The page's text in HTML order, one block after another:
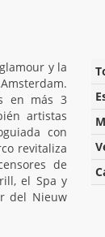
y la
en más 3
artistas
con
revitaliza
de
el Spa y
del Nieuw